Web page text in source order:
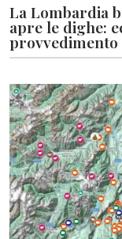
La Lombardia
apre le dighe: